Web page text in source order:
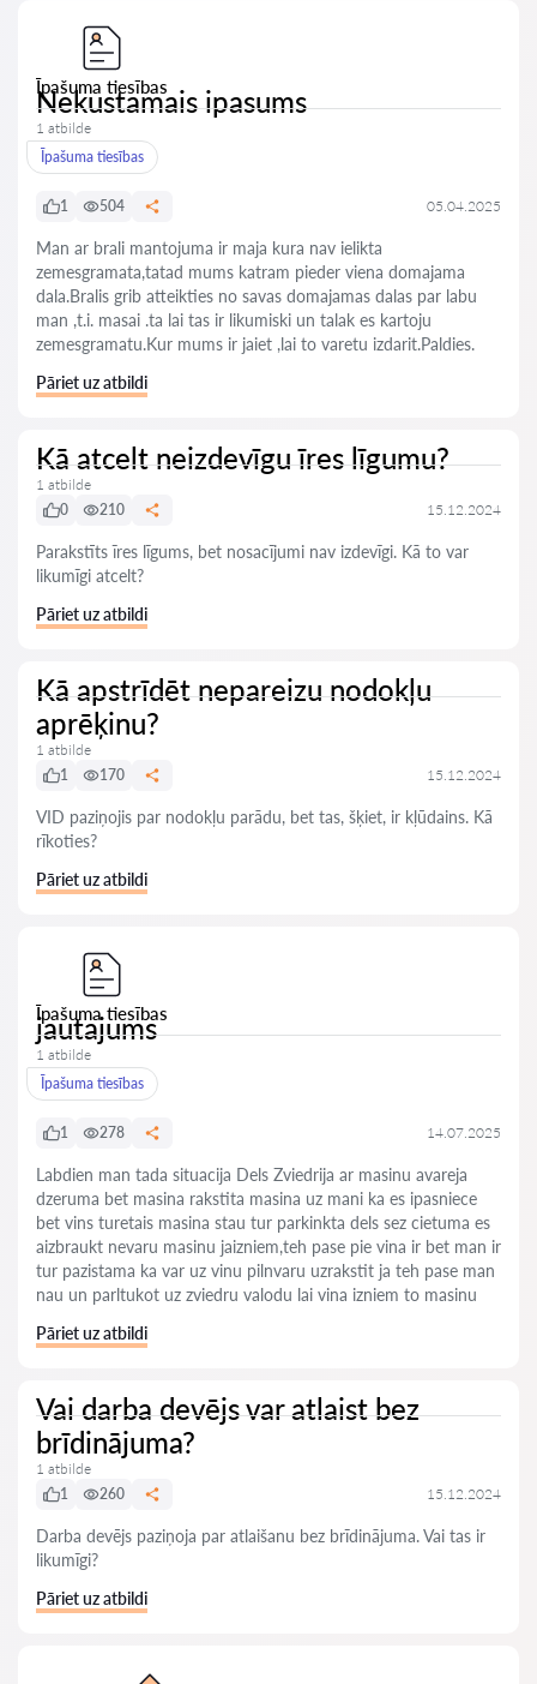
Īpašuma tiesības
Nekustamais ipasums
1 atbilde
Īpašuma tiesības
1 504 05.04.2025
Man ar brali mantojuma ir maja kura nav ielikta
zemesgramata,tatad mums katram pieder viena domajama
dala.Bralis grib atteikties no savas domajamas dalas par labu
man ,t.i. masai .ta lai tas ir likumiski un talak es kartoju
zemesgramatu.Kur mums ir jaiet ,lai to varetu izdarit.Paldies.
Pāriet uz atbildi
Kā atcelt neizdevīgu īres līgumu?
1 atbilde
0
210 15.12.2024
Parakstīts īres līgums, bet nosacījumi nav izdevīgi. Kā to var
likumīgi atcelt?
Pāriet uz atbildi
Kā apstrīdēt nepareizu nodokļu
aprēķinu?
1 atbilde
1
170 15.12.2024
VID paziņojis par nodokļu parādu, bet tas, šķiet, ir kļūdains. Kā
rīkoties?
Pāriet uz atbildi
Īpašuma tiesības
jautajums
1 atbilde
Īpašuma tiesības
1 278 14.07.2025
Labdien man tada situacija Dels Zviedrija ar masinu avareja
dzeruma bet masina rakstita masina uz mani ka es ipasniece
bet vins turetais masina stau tur parkinkta dels sez cietuma es
aizbraukt nevaru masinu jaizniem,teh pase pie vina ir bet man ir
tur pazistama ka var uz vinu pilnvaru uzrakstit ja teh pase man
nau un parltukot uz zviedru valodu lai vina izniem to masinu
Pāriet uz atbildi
Vai darba devējs var atlaist bez
brīdinājuma?
1 atbilde
1
260 15.12.2024
Darba devējs paziņoja par atlaišanu bez brīdinājuma. Vai tas ir
likumīgi?
Pāriet uz atbildi